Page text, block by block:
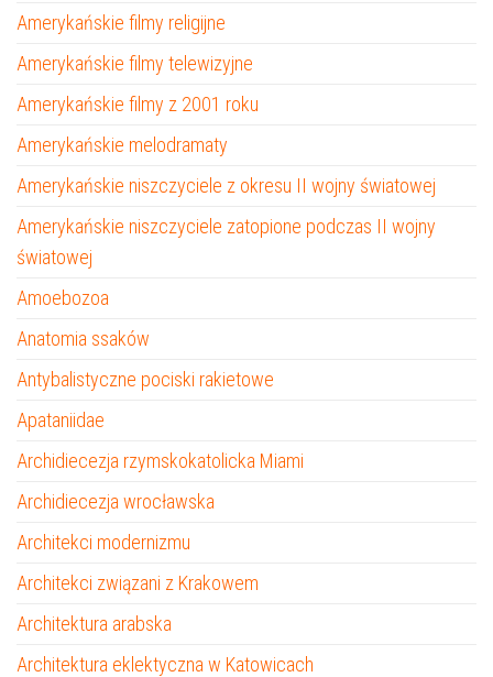
Amerykańskie filmy religijne
Amerykańskie filmy telewizyjne
Amerykańskie filmy z 2001 roku
Amerykańskie melodramaty
Amerykańskie niszczyciele z okresu II wojny światowej
Amerykańskie niszczyciele zatopione podczas II wojny
światowej
Amoebozoa
Anatomia ssaków
Antybalistyczne pociski rakietowe
Apataniidae
Archidiecezja rzymskokatolicka Miami
Archidiecezja wrocławska
Architekci modernizmu
Architekci związani z Krakowem
Architektura arabska
Architektura eklektyczna w Katowicach